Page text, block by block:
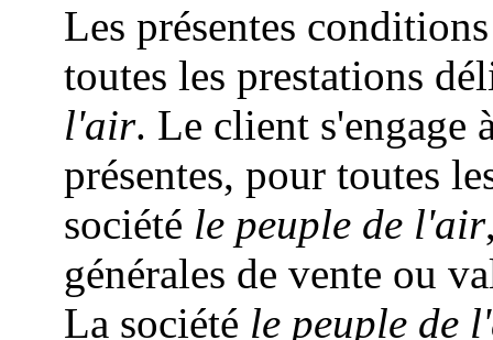
Les présentes
toutes les prestations
l'air. Le client s'engage
présentes, pour toutes
société le peuple de l'air
générales de vente ou
La société le peuple de